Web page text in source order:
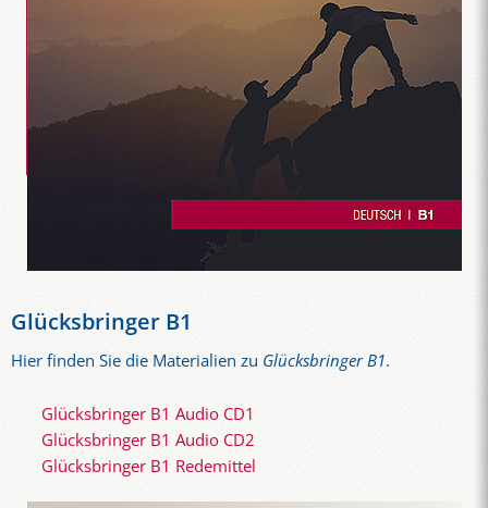
Glücksbringer B1
Hier finden Sie die Materialien zu Glücksbringer B1.
Glücksbringer B1 Audio CD1
Glücksbringer B1 Audio CD2
Glücksbringer B1 Redemittel